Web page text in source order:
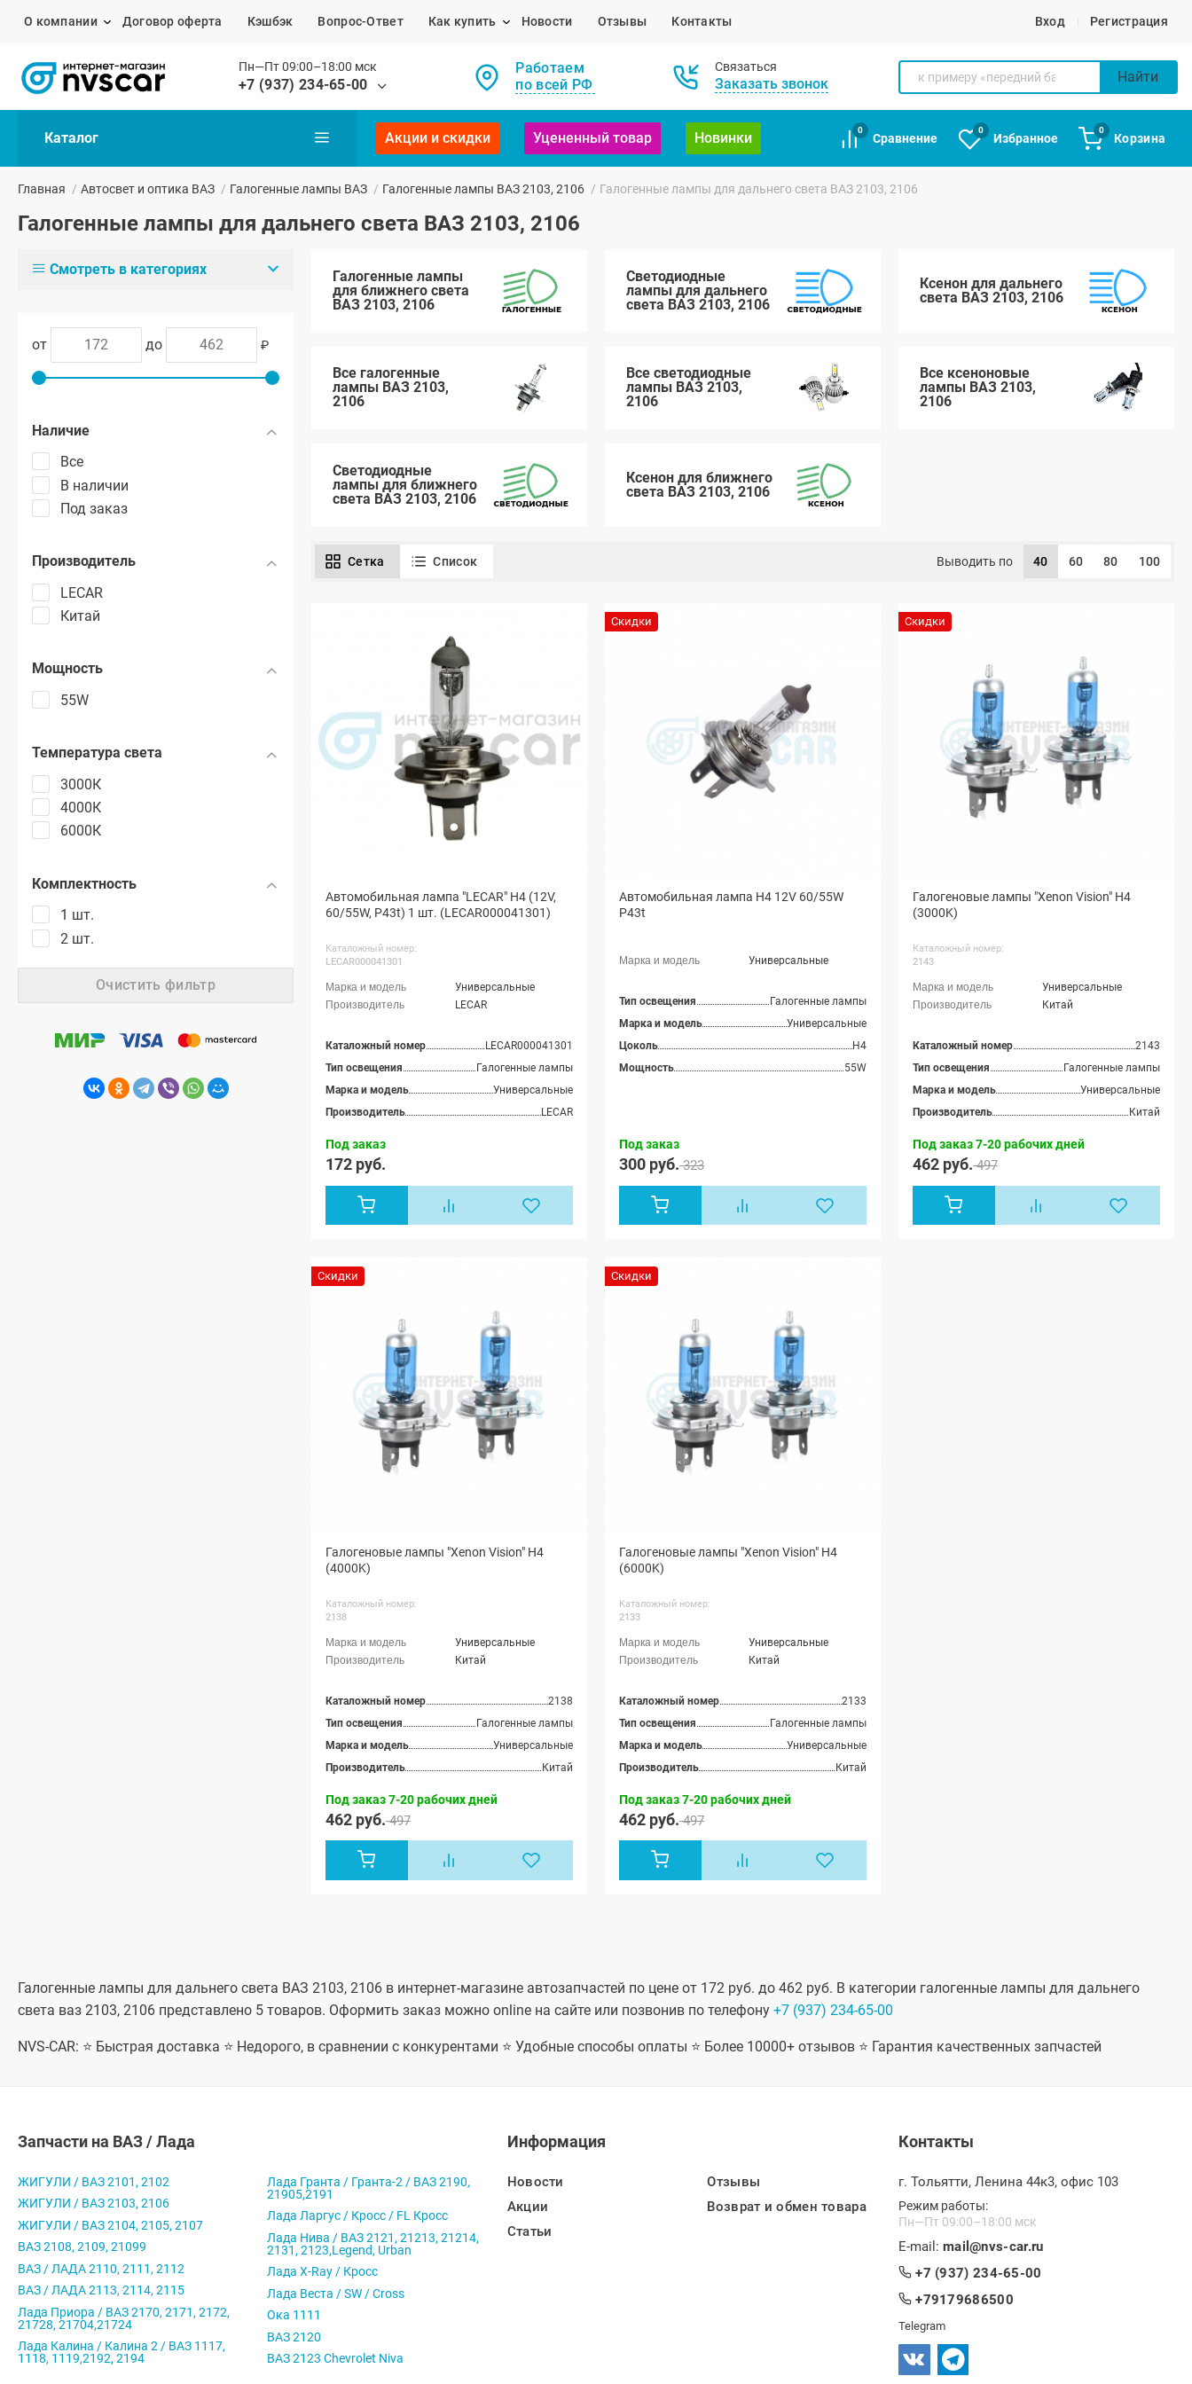
О компании Договор оферта Кэшбэк Вопрос-Ответ Как купить Новости Отзывы Контакты Вход Регистрация
Пн—Пт 09:00–18:00 мск
+7 (937) 234-65-00
Работаем
по всей РФ
Связаться
Заказать звонок Найти
Каталог Акции и скидки Уцененный товар Новинки
0
Сравнение
0
Избранное
0
Корзина
Главная / Автосвет и оптика ВАЗ / Галогенные лампы ВАЗ / Галогенные лампы ВАЗ 2103, 2106 / Галогенные лампы для дальнего света ВАЗ 2103, 2106
Галогенные лампы для дальнего света ВАЗ 2103, 2106
Смотреть в категориях
от до ₽
Наличие
Все
В наличии
Под заказ
Производитель
LECAR
Китай
Мощность
55W
Температура света
3000К
4000К
6000К
Комплектность
1 шт.
2 шт.
Очистить фильтр
Галогенные лампы
для ближнего света
ВАЗ 2103, 2106
Светодиодные
лампы для дальнего
света ВАЗ 2103, 2106
Ксенон для дальнего
света ВАЗ 2103, 2106
Все галогенные
лампы ВАЗ 2103,
2106
Все светодиодные
лампы ВАЗ 2103,
2106
Все ксеноновые
лампы ВАЗ 2103,
2106
Светодиодные
лампы для ближнего
света ВАЗ 2103, 2106
Ксенон для ближнего
света ВАЗ 2103, 2106
Сетка Список Выводить по 40 60 80 100
Автомобильная лампа "LECAR" H4 (12V,
60/55W, P43t) 1 шт. (LECAR000041301)
Каталожный номер:
LECAR000041301
Универсальные
LECAR
Каталожный номер
LECAR000041301
Тип освещения
Галогенные лампы
Марка и модель
Универсальные
Производитель
LECAR
Под заказ
172 руб.
Скидки
Автомобильная лампа Н4 12V 60/55W
P43t
Универсальные
Тип освещения
Галогенные лампы
Марка и модель
Универсальные
Цоколь
H4
Мощность
55W
Под заказ
300 руб.323
Скидки
Галогеновые лампы "Xenon Vision" H4
(3000K)
Каталожный номер:
2143
Универсальные
Китай
Каталожный номер
2143
Тип освещения
Галогенные лампы
Марка и модель
Универсальные
Производитель
Китай
Под заказ 7-20 рабочих дней
462 руб.497
Скидки
Галогеновые лампы "Xenon Vision" H4
(4000K)
Каталожный номер:
2138
Универсальные
Китай
Каталожный номер
2138
Тип освещения
Галогенные лампы
Марка и модель
Универсальные
Производитель
Китай
Под заказ 7-20 рабочих дней
462 руб.497
Скидки
Галогеновые лампы "Xenon Vision" H4
(6000K)
Каталожный номер:
2133
Универсальные
Китай
Каталожный номер
2133
Тип освещения
Галогенные лампы
Марка и модель
Универсальные
Производитель
Китай
Под заказ 7-20 рабочих дней
462 руб.497
Галогенные лампы для дальнего света ВАЗ 2103, 2106 в интернет-магазине автозапчастей по цене от 172 руб. до 462 руб. В категории галогенные лампы для дальнего
света ваз 2103, 2106 представлено 5 товаров. Оформить заказ можно online на сайте или позвонив по телефону +7 (937) 234-65-00
NVS-CAR: ⭐ Быстрая доставка ⭐ Недорого, в сравнении с конкурентами ⭐ Удобные способы оплаты ⭐ Более 10000+ отзывов ⭐ Гарантия качественных запчастей
Запчасти на ВАЗ / Лада
ЖИГУЛИ / ВАЗ 2101, 2102
ЖИГУЛИ / ВАЗ 2103, 2106
ЖИГУЛИ / ВАЗ 2104, 2105, 2107
ВАЗ 2108, 2109, 21099
ВАЗ / ЛАДА 2110, 2111, 2112
ВАЗ / ЛАДА 2113, 2114, 2115
Лада Приора / ВАЗ 2170, 2171, 2172,
21728, 21704,21724
Лада Калина / Калина 2 / ВАЗ 1117,
1118, 1119,2192, 2194
Лада Гранта / Гранта-2 / ВАЗ 2190,
21905,2191
Лада Ларгус / Кросс / FL Кросс
Лада Нива / ВАЗ 2121, 21213, 21214,
2131, 2123,Legend, Urban
Лада X-Ray / Кросс
Лада Веста / SW / Cross
Ока 1111
ВАЗ 2120
ВАЗ 2123 Chevrolet Niva
Информация
Новости
Акции
Статьи
Отзывы
Возврат и обмен товара
Контакты
г. Тольятти, Ленина 44к3, офис 103
Режим работы:
Пн—Пт 09:00–18:00 мск
E-mail: mail@nvs-car.ru
+7 (937) 234-65-00
+79179686500
Telegram